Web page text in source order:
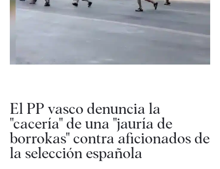
El PP vasco denuncia la
"cacería" de una "jauría de
borrokas" contra aficionados de
la selección española